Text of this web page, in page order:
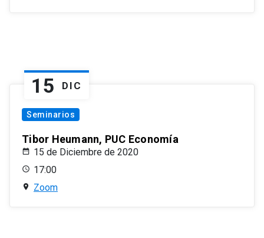
15 DIC
Seminarios
Tibor Heumann, PUC Economía
15 de Diciembre de 2020
17:00
Zoom